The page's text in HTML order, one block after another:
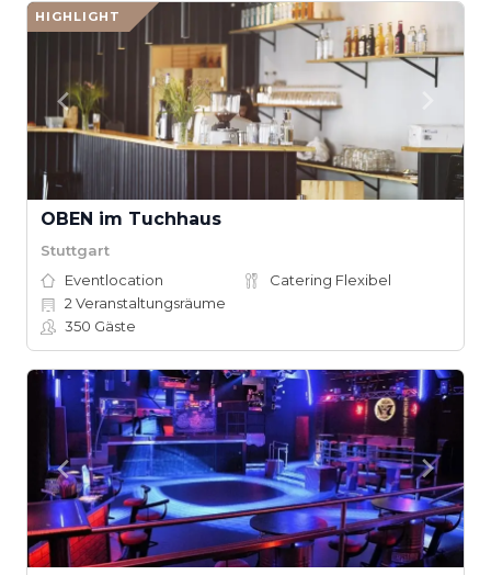
HIGHLIGHT
OBEN im Tuchhaus
Stuttgart
Eventlocation
Catering Flexibel
2 Veranstaltungsräume
350 Gäste